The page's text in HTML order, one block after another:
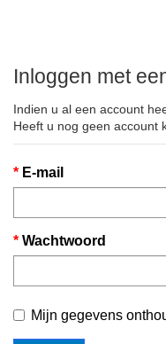
Inloggen met
Indien u al een account
Heeft u nog geen account
E-mail
Wachtwoord
Mijn gegevens